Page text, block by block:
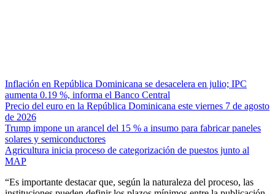
Inflación en República Dominicana se desacelera en julio; IPC
aumenta 0.19 %, informa el Banco Central
Precio del euro en la República Dominicana este viernes 7 de agosto
de 2026
Trump impone un arancel del 15 % a insumo para fabricar paneles
solares y semiconductores
Agricultura inicia proceso de categorización de puestos junto al
MAP
“Es importante destacar que, según la naturaleza del proceso, las